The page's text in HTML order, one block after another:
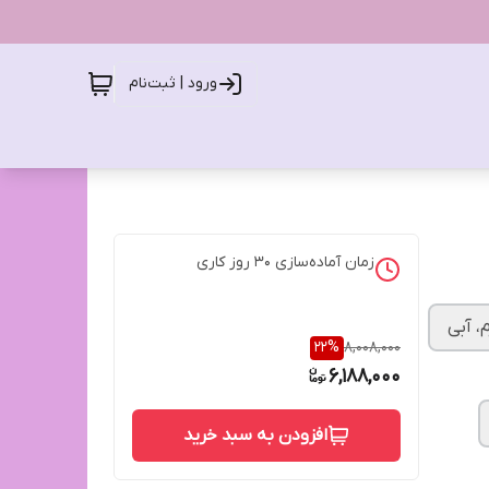
ورود | ثبت‌نام
آبی
زمان آماده‌سازی 30 روز کاری
8,008,000
22%
6,188,000
افزودن به سبد خرید